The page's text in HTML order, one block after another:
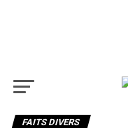
FAITS DIVERS